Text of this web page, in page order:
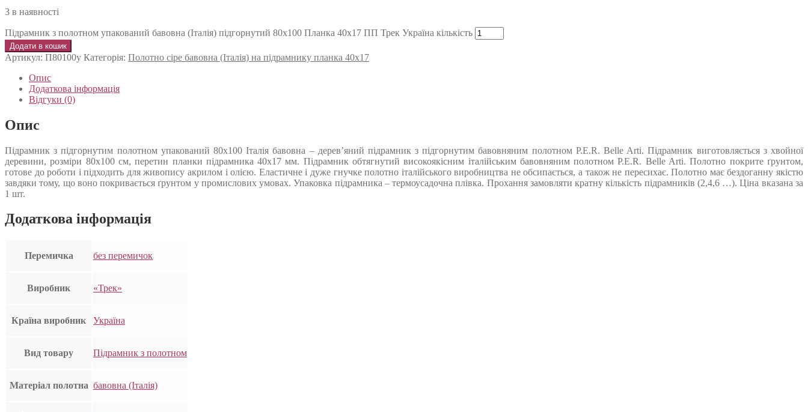
3 в наявності
Підрамник з полотном упакований бавовна (Італія) підгорнутий 80х100 Планка 40х17 ПП Трек Україна кількість
Додати в кошик
Артикул: П80100у Категорія: Полотно сіре бавовна (Італія) на підрамнику планка 40х17
Опис
Додаткова інформація
Відгуки (0)
Опис
Підрамник з підгорнутим полотном упакований 80х100 Італія бавовна – дерев’яний підрамник з підгорнутим бавовняним полотном P.E.R. Belle Arti. Підрамник виготовляється з хвойної
деревини, розміри 80х100 см, перетин планки підрамника 40х17 мм. Підрамник обтягнутий високоякісним італійським бавовняним полотном P.E.R. Belle Arti. Полотно покрите ґрунтом,
готове до роботи і підходить для живопису акрилом і олією. Еластичне і дуже гнучке полотно італійського виробництва не обсипається, а також не пересихає. Полотно має бездоганну якістю
завдяки тому, що воно покривається ґрунтом у промислових умовах. Упаковка підрамника – термоусадочна плівка. Прохання замовляти кратну кількість підрамників (2,4,6 …). Ціна вказана за
1 шт.
Додаткова інформація
Перемичка без перемичок
Виробник «Трек»
Країна виробник Україна
Вид товару Підрамник з полотном
Матеріал полотна бавовна (Італія)